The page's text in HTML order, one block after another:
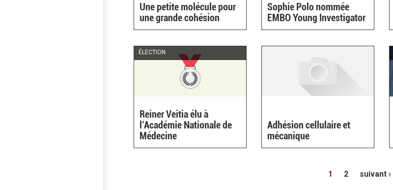
Une petite molécule pour
une grande cohésion
Sophie Polo nommée
EMBO Young Investigator
ÉLECTION
Reiner Veitia élu à
l’Académie Nationale de
Médecine
Adhésion cellulaire et
mécanique
1 2 suivant ›